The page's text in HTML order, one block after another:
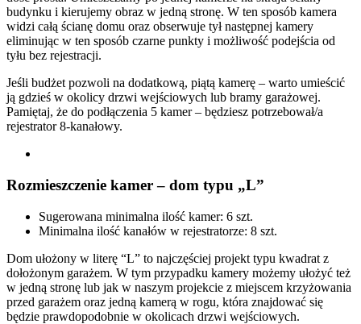
budynku i kierujemy obraz w jedną stronę. W ten sposób kamera
widzi całą ścianę domu oraz obserwuje tył następnej kamery
eliminując w ten sposób czarne punkty i możliwość podejścia od
tyłu bez rejestracji.
Jeśli budżet pozwoli na dodatkową, piątą kamerę – warto umieścić
ją gdzieś w okolicy drzwi wejściowych lub bramy garażowej.
Pamiętaj, że do podłączenia 5 kamer – będziesz potrzebował/a
rejestrator 8-kanałowy.
Rozmieszczenie kamer – dom typu „L”
Sugerowana minimalna ilość kamer: 6 szt.
Minimalna ilość kanałów w rejestratorze: 8 szt.
Dom ułożony w literę “L” to najczęściej projekt typu kwadrat z
dołożonym garażem. W tym przypadku kamery możemy ułożyć też
w jedną stronę lub jak w naszym projekcie z miejscem krzyżowania
przed garażem oraz jedną kamerą w rogu, która znajdować się
będzie prawdopodobnie w okolicach drzwi wejściowych.